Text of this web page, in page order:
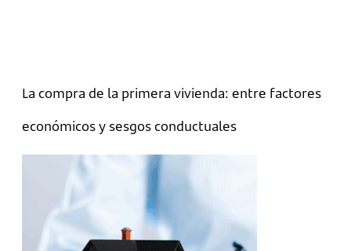
La compra de la primera vivienda: entre factores
económicos y sesgos conductuales